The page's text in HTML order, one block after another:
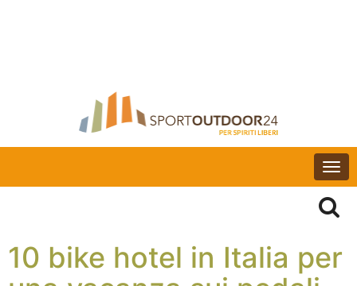
10 bike hotel in Italia per